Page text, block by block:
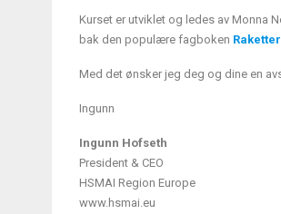
Kurset er utviklet og ledes av Monna
bak den populære fagboken
Med det ønsker jeg deg og dine en
Ingunn
Ingunn Hofseth
President & CEO
HSMAI Region Europe
www.hsmai.eu